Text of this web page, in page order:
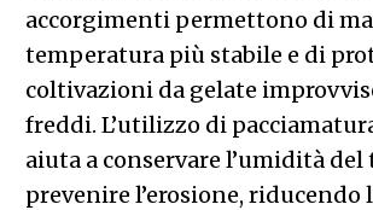
accorgimenti permettono di
temperatura più stabile e di
coltivazioni da gelate
freddi. L’utilizzo di
aiuta a conservare l’umidità del
prevenire l’erosione, riducendo